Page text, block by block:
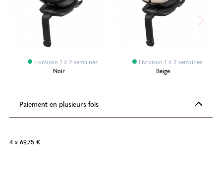
Livraison 1 à 2 semaines
Noir
Livraison 1 à 2 semaines
Beige
Paiement en plusieurs fois
4 x 69,75 €